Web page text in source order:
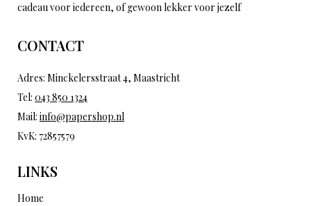
cadeau voor iedereen, of gewoon lekker voor jezelf
CONTACT
Adres: Minckelersstraat 4, Maastricht
Tel: 043 850 1324
Mail: info@papershop.nl
KvK: 72857579
LINKS
Home